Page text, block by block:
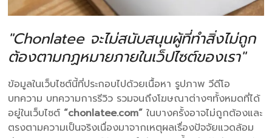
"Chonlatee จะไม่สนับสนุนผู้ที่ทำสิ่งไม่ถูก
ต้องตามกฏหมายภายในเว็ปไซต์ของเรา"
ข้อมูลในเว็บไซต์นี้ที่ประกอบไปด้วยเนื้อหา รูปภาพ วีดีโอ
บทความ บทความการรีวิว รวมจนถึงโฆษณาต่างๆทั้งหมดที่ได้
อยู่ในเว็บไซต์“chonlatee.com” ในบางครั้งอาจไม่ถูกต้องและ
ตรงตามความเป็นจริงเนื่องมาจากเหตุผลเรื่องปัจจัยแวดล้อม